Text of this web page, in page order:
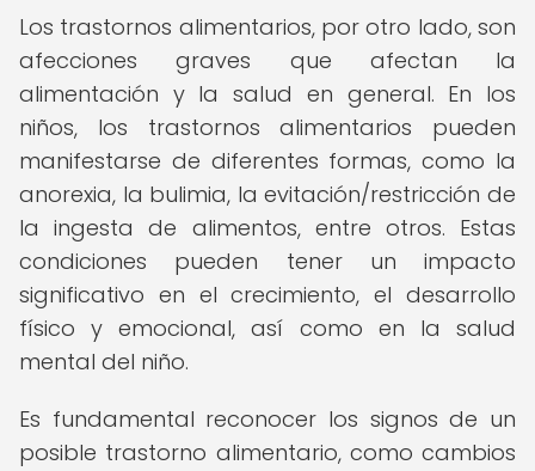
Los trastornos alimentarios, por otro lado, son
afecciones graves que afectan la
alimentación y la salud en general. En los
niños, los trastornos alimentarios pueden
manifestarse de diferentes formas, como la
anorexia, la bulimia, la evitación/restricción de
la ingesta de alimentos, entre otros. Estas
condiciones pueden tener un impacto
significativo en el crecimiento, el desarrollo
físico y emocional, así como en la salud
mental del niño.
Es fundamental reconocer los signos de un
posible trastorno alimentario, como cambios